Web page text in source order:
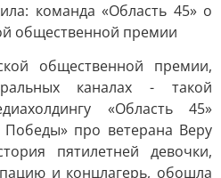
команда «Область 45» о
общественной премии
общественной премии,
каналах - такой
«Область 45»
Победы» про ветерана Веру
пятилетней девочки,
и концлагерь, обошла